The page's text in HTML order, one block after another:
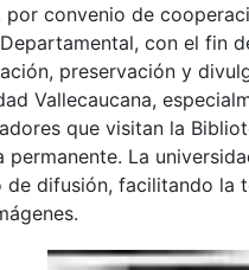
por convenio de
con el fin
preservación y
Vallecaucana,
que visitan la
permanente. La
de difusión, facilitando la